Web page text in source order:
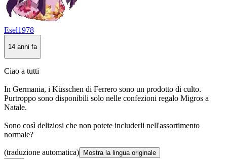
Esel1978
14 anni fa
Ciao a tutti
In Germania, i Küsschen di Ferrero sono un prodotto di culto.
Purtroppo sono disponibili solo nelle confezioni regalo Migros a
Natale.
Sono così deliziosi che non potete includerli nell'assortimento
normale?
(traduzione automatica) Mostra la lingua originale